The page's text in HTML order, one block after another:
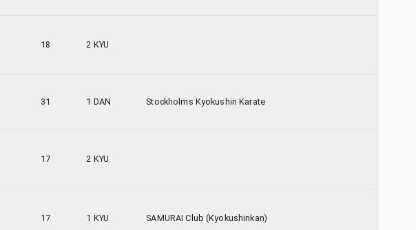
18 2 KYU
31 1 DAN Stockholms Kyokushin Karate
17 2 KYU
17 1 KYU SAMURAI Club (Kyokushinkan)